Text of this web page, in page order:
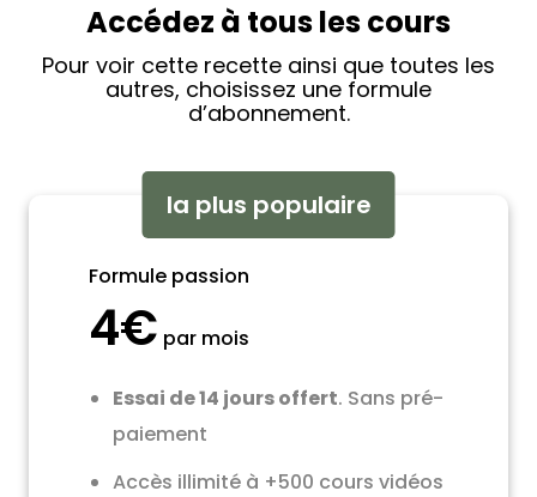
Accédez à tous les cours
Pour voir cette recette ainsi que toutes les
autres, choisissez une formule
d’abonnement.
la plus populaire
Formule passion
4€ par mois
Essai de 14 jours offert. Sans pré-
paiement
Accès illimité à +500 cours vidéos